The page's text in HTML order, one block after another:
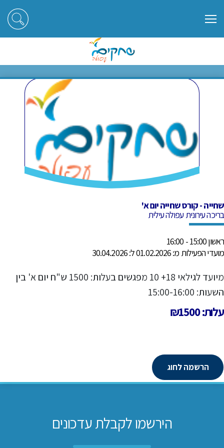
שחייה - קורס שחייה יום א'
שחייה - קורס שחייה יום א'
בריכה עירונית עפולה עילית
ראשון 15:00 - 16:00
מועדי הפעילות מ: 01.02.2026 ל: 30.04.2026
מיועד לגילאי 18+ 10 מפגשים בעלות: 1500 ש"ח יום א' בין
השעות: 15:00-16:00
עלות: ₪1500
הרשמה לחוג
הירשמו לקבלת עדכונים